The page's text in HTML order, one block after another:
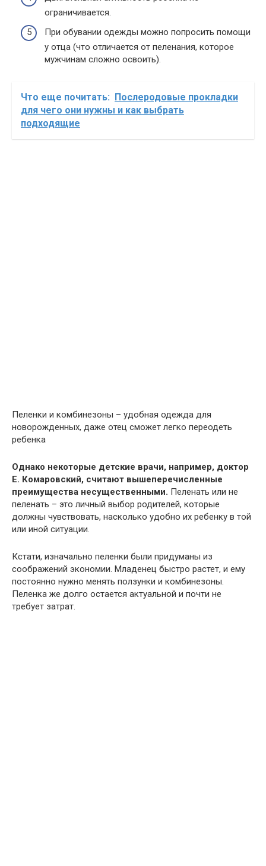
ограничивается.
При обувании одежды можно попросить помощи
у отца (что отличается от пеленания, которое
мужчинам сложно освоить).
Что еще почитать: Послеродовые прокладки
для чего они нужны и как выбрать
подходящие
Пеленки и комбинезоны – удобная одежда для
новорожденных, даже отец сможет легко переодеть
ребенка
Однако некоторые детские врачи, например, доктор
Е. Комаровский, считают вышеперечисленные
преимущества несущественными. Пеленать или не
пеленать – это личный выбор родителей, которые
должны чувствовать, насколько удобно их ребенку в той
или иной ситуации.
Кстати, изначально пеленки были придуманы из
соображений экономии. Младенец быстро растет, и ему
постоянно нужно менять ползунки и комбинезоны.
Пеленка же долго остается актуальной и почти не
требует затрат.